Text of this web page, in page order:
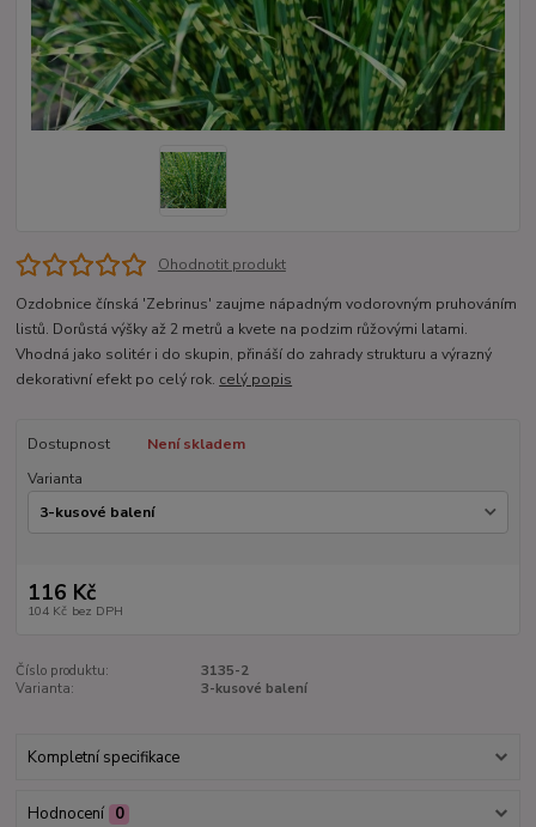
Ohodnotit produkt
Ozdobnice čínská 'Zebrinus' zaujme nápadným vodorovným pruhováním
listů. Dorůstá výšky až 2 metrů a kvete na podzim růžovými latami.
Vhodná jako solitér i do skupin, přináší do zahrady strukturu a výrazný
dekorativní efekt po celý rok. celý popis
Dostupnost
Není skladem
Varianta
116 Kč
104 Kč bez DPH
Číslo produktu:
3135-2
Varianta:
3-kusové balení
Kompletní specifikace
Hodnocení 0